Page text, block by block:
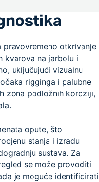
pravovremeno otkrivanje
kvarova na jarbolu i
uključujući vizualnu
rigginga i palubne
zona podložnih koroziji,
opute, što
stanja i izradu
sustava. Za
se može provoditi
je moguće identificirati